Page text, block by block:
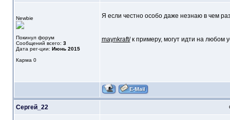
Newbie
Покинул форум
Сообщений всего: 3
Дата рег-ции: Июнь 2015
Карма 0
Я если честно особо даже незнаю в чем
maynkraft/к примеру, могут идти на любом
Сергей_22